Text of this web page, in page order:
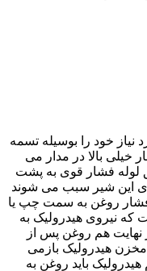
نیاز خود را بوسیله تسمه
خیلی بالا در مدار می
لوله فشار قوی به پشت
این شیر سبب می شوند
روغن به سمت چپ یا
نیروی هیدرولیک به
هم روغن پس از
هیدرولیک بازمی
باید روغن به